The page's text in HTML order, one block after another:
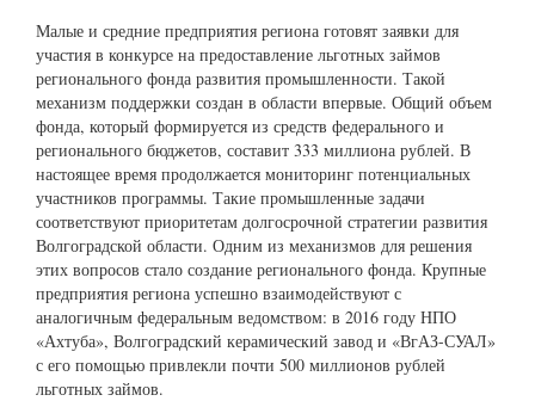
Малые и средние предприятия региона готовят заявки для
участия в конкурсе на предоставление льготных займов
регионального фонда развития промышленности. Такой
механизм поддержки создан в области впервые. Общий объем
фонда, который формируется из средств федерального и
регионального бюджетов, составит 333 миллиона рублей. В
настоящее время продолжается мониторинг потенциальных
участников программы. Такие промышленные задачи
соответствуют приоритетам долгосрочной стратегии развития
Волгоградской области. Одним из механизмов для решения
этих вопросов стало создание регионального фонда. Крупные
предприятия региона успешно взаимодействуют с
аналогичным федеральным ведомством: в 2016 году НПО
«Ахтуба», Волгоградский керамический завод и «ВгАЗ-СУАЛ»
с его помощью привлекли почти 500 миллионов рублей
льготных займов.